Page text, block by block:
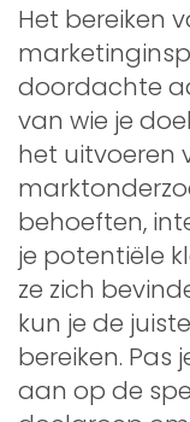
Het bereiken
doordachte
van wie je
het uitvoeren
behoeften,
je potentiële
ze zich
kun je de
bereiken.
aan op de